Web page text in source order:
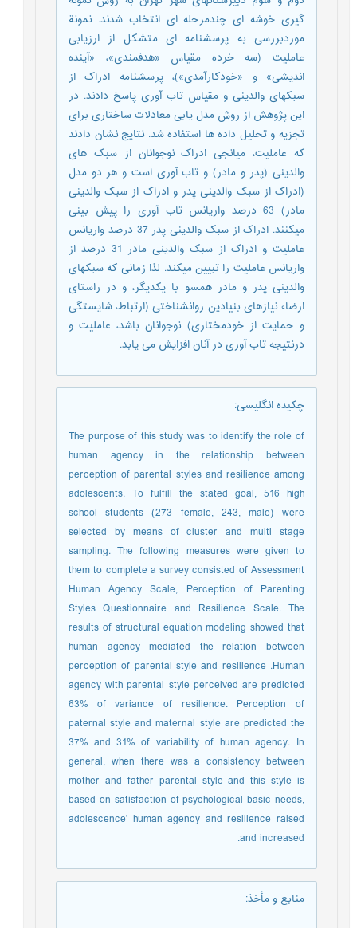
گیری خوشه ای چندمرحله ای انتخاب شدند. نمونة
موردبررسی به پرسشنامه ای متشکل از ارزیابی
عاملیت (سه خرده مقیاس «هدفمندی»، «آینده
اندیشی» و «خودکارآمدی»)، پرسشنامه ادراک از
سبکهای والدینی و مقیاس تاب آوری پاسخ دادند. در
این پژوهش از روش مدل یابی معادلات ساختاری برای
تجزیه و تحلیل داده ها استفاده شد. نتایج نشان دادند
که عاملیت، میانجی ادراک نوجوانان از سبک های
والدینی (پدر و مادر) و تاب آوری است و هر دو مدل
(ادراک از سبک والدینی پدر و ادراک از سبک والدینی
مادر) 63 درصد واریانس تاب آوری را پیش بینی
میکنند. ادراک از سبک والدینی پدر 37 درصد واریانس
عاملیت و ادراک از سبک والدینی مادر 31 درصد از
واریانس عاملیت را تبیین میکند. لذا زمانی که سبکهای
والدینی پدر و مادر همسو با یکدیگر، و در راستای
ارضاء نیازهای بنیادین روانشناختی (ارتباط، شایستگی
و حمایت از خودمختاری) نوجوانان باشد، عاملیت و
درنتیجه تاب آوری در آنان افزایش می یابد.
چکیده انگلیسی:
The purpose of this study was to identify the role of
human agency in the relationship between
perception of parental styles and resilience among
adolescents. To fulfill the stated goal, 516 high
school students (273 female, 243, male) were
selected by means of cluster and multi stage
sampling. The following measures were given to
them to complete a survey consisted of Assessment
Human Agency Scale, Perception of Parenting
Styles Questionnaire and Resilience Scale. The
results of structural equation modeling showed that
human agency mediated the relation between
perception of parental style and resilience .Human
agency with parental style perceived are predicted
63% of variance of resilience. Perception of
paternal style and maternal style are predicted the
37% and 31% of variability of human agency. In
general, when there was a consistency between
mother and father parental style and this style is
based on satisfaction of psychological basic needs,
adolescence' human agency and resilience raised
and increased.
منابع و مأخذ: